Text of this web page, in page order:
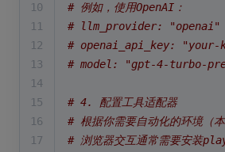
10
# 例如，使用OpenAI：
11
# llm_provider: "openai"
12
# openai_api_key: "your-
13
# model: "gpt-4-turbo-
14
15
# 4. 配置工具适配器
16
# 根据你需要自动化的环境（
17
# 浏览器交互通常需要安装